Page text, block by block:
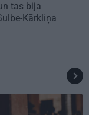
tas bija
Kārkliņa